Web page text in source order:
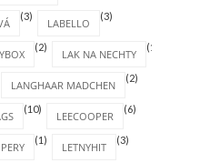
(3)
LABELLO
(3)
(2)
LAK NA NECHTY
(1)
LANGHAAR MADCHEN
(2)
(10)
LEECOOPER
(6)
(1)
LETNYHIT
(3)